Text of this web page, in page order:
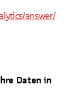
answer/
Daten in